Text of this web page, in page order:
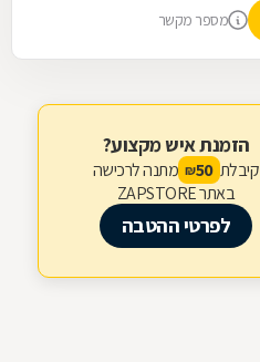
מספר מקשר
הזמנת איש מקצוע?
קיבלת 50
₪ מתנה לרכישה
באתר ZAPSTORE
לפרטי ההטבה